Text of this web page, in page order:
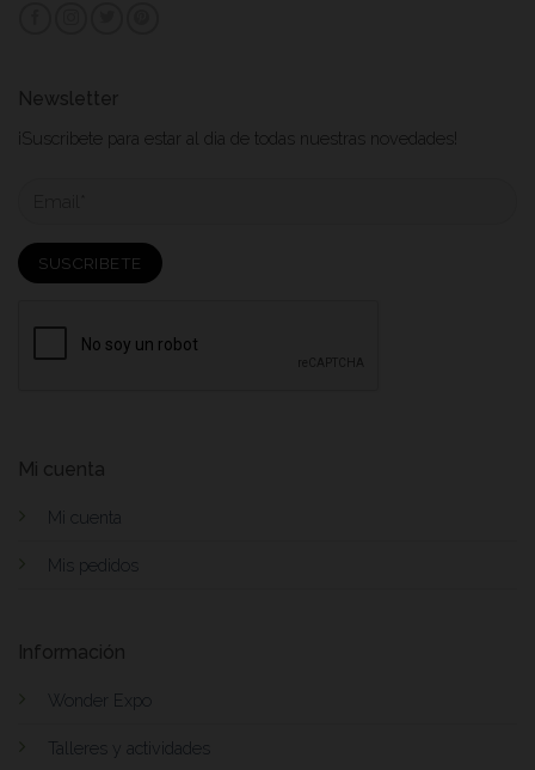
Mi cuenta
Mi cuenta
Mis pedidos
Información
Wonder Expo
Talleres y actividades
Newsletter
¡Suscribete para estar al dia de todas nuestras novedades!